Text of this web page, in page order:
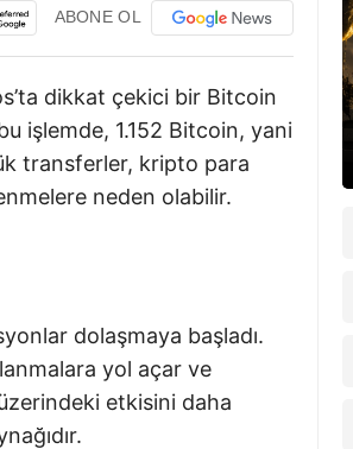
ABONE OL
dikkat çekici bir Bitcoin
işlemde, 1.152 Bitcoin, yani
transferler, kripto para
neden olabilir.
dolaşmaya başladı.
yol açar ve
etkisini daha